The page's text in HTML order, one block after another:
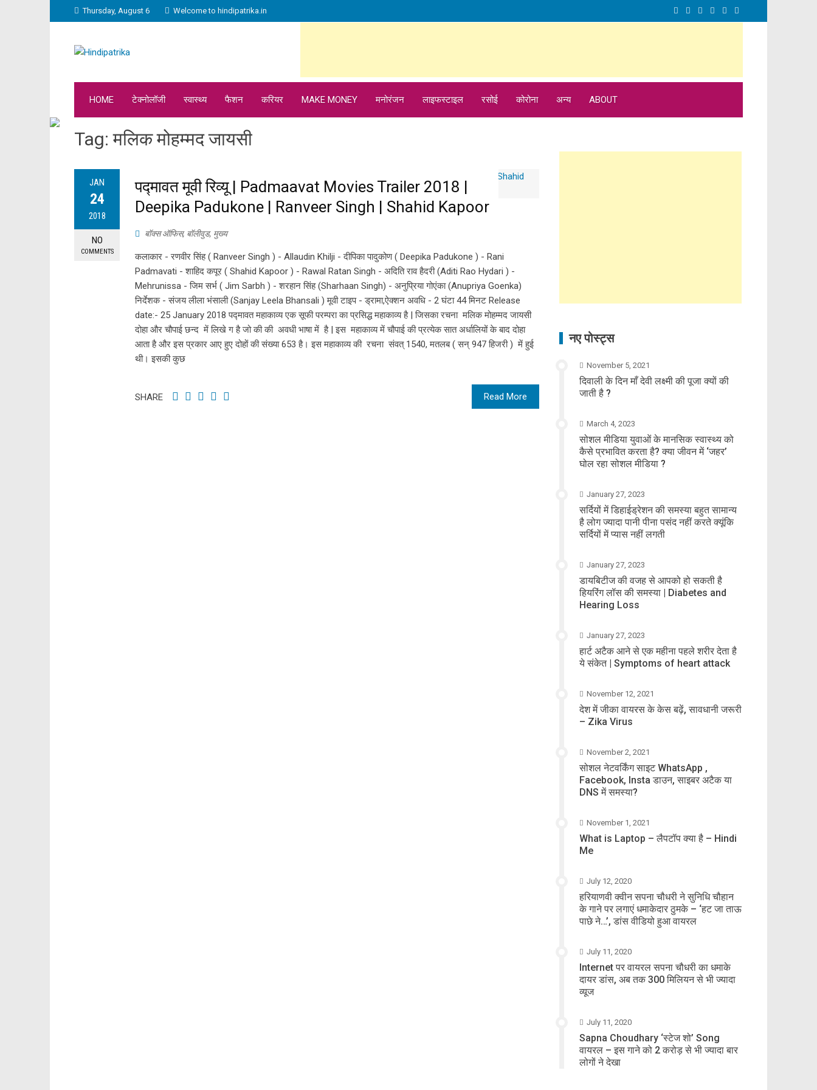
Thursday, August 6 Welcome to hindipatrika.in
HOME टेक्नोलॉजी स्वास्थ्य फैशन करियर MAKE MONEY मनोरंजन लाइफस्टाइल रसोई कोरोना अन्य ABOUT
Tag:मलिक मोहम्मद जायसी
JAN
24
2018
NO
COMMENTS
पद्मावत मूवी रिव्यू | Padmaavat Movies Trailer 2018 |
Deepika Padukone | Ranveer Singh | Shahid Kapoor
बॉक्स ऑफिस, बॉलीवुड, मुख्य
कलाकार - रणवीर सिंह ( Ranveer Singh ) - Allaudin Khilji - दीपिका पादुकोण ( Deepika Padukone ) - Rani
Padmavati - शाहिद कपूर ( Shahid Kapoor ) - Rawal Ratan Singh - अदिति राव हैदरी (Aditi Rao Hydari ) -
Mehrunissa - जिम सर्भ ( Jim Sarbh ) - शरहान सिंह (Sharhaan Singh) - अनुप्रिया गोएंका (Anupriya Goenka)
निर्देशक - संजय लीला भंसाली (Sanjay Leela Bhansali ) मूवी टाइप - ड्रामा,ऐक्शन अवधि - 2 घंटा 44 मिनट Release
date:- 25 January 2018 पद्मावत महाकाव्य एक सूफी परम्परा का प्रसिद्ध महाकाव्य है | जिसका रचना मलिक मोहम्मद जायसी
दोहा और चौपाई छन्द में लिखे ग है जो की की अवधी भाषा में है | इस महाकाव्य में चौपाई की प्रत्येक सात अर्धालियों के बाद दोहा
आता है और इस प्रकार आए हुए दोहों की संख्या 653 है। इस महाकाव्य की रचना संवत् 1540, मतलब ( सन् 947 हिजरी ) में हुई
थी। इसकी कुछ
Read More
SHARE
नए पोस्ट्स
November 5, 2021
दिवाली के दिन माँ देवी लक्ष्मी की पूजा क्यों की
जाती है ?
March 4, 2023
सोशल मीडिया युवाओं के मानसिक स्वास्थ्य को
कैसे प्रभावित करता है? क्या जीवन में ‘जहर’
घोल रहा सोशल मीडिया ?
January 27, 2023
सर्दियों में डिहाईड्रेशन की समस्या बहुत सामान्य
है लोग ज्यादा पानी पीना पसंद नहीं करते क्यूंकि
सर्दियों में प्यास नहीं लगती
January 27, 2023
डायबिटीज की वजह से आपको हो सकती है
हियरिंग लॉस की समस्या | Diabetes and
Hearing Loss
January 27, 2023
हार्ट अटैक आने से एक महीना पहले शरीर देता है
ये संकेत | Symptoms of heart attack
November 12, 2021
देश में जीका वायरस के केस बढ़ें, सावधानी जरूरी
– Zika Virus
November 2, 2021
सोशल नेटवर्किंग साइट WhatsApp ,
Facebook, Insta डाउन, साइबर अटैक या
DNS में समस्या?
November 1, 2021
What is Laptop – लैपटॉप क्या है – Hindi
Me
July 12, 2020
हरियाणवी क्वीन सपना चौधरी ने सुनिधि चौहान
के गाने पर लगाएं धमाकेदार ठुमके – ‘हट जा ताऊ
पाछे ने…’, डांस वीडियो हुआ वायरल
July 11, 2020
Internet पर वायरल सपना चौधरी का धमाके
दायर डांस, अब तक 300 मिलियन से भी ज्यादा
व्यूज
July 11, 2020
Sapna Choudhary ‘स्टेज शो’ Song
वायरल – इस गाने को 2 करोड़ से भी ज्यादा बार
लोगों ने देखा